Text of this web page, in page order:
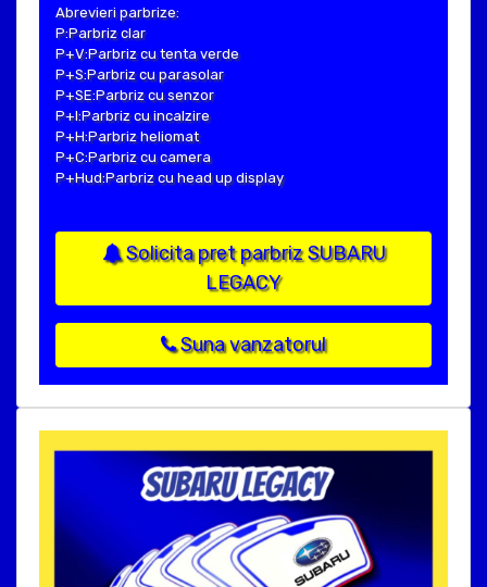
Abrevieri parbrize:
P:Parbriz clar
P+V:Parbriz cu tenta verde
P+S:Parbriz cu parasolar
P+SE:Parbriz cu senzor
P+I:Parbriz cu incalzire
P+H:Parbriz heliomat
P+C:Parbriz cu camera
P+Hud:Parbriz cu head up display
Solicita pret parbriz SUBARU
LEGACY
Suna vanzatorul